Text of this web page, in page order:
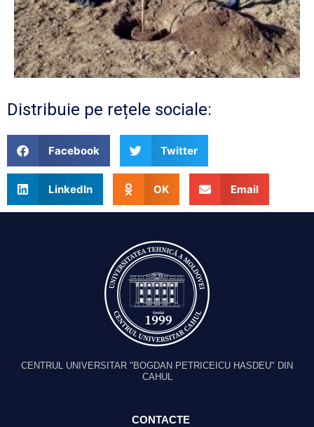
Distribuie pe rețele sociale:
Facebook Twitter
LinkedIn OK Email
CENTRUL UNIVERSITAR "BOGDAN PETRICEICU HASDEU" DIN
CAHUL
CONTACTE